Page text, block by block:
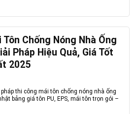
Tôn Chống Nóng Nhà Ống
Pháp Hiệu Quả, Giá Tốt
2025
thi công mái tôn chống nóng nhà ống
bảng giá tôn PU, EPS, mái tôn trọn gói –